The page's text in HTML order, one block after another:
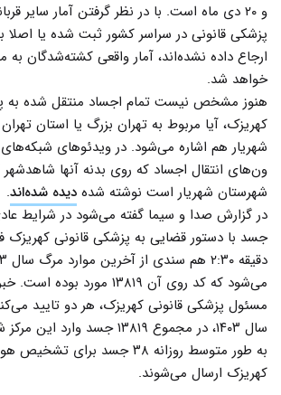
و ۲۰ دی ماه است. با در نظر گرفتن آمار سایر
پزشکی قانونی در سراسر کشور ثبت شده یا اصلا
ارجاع داده نشده‌اند، آمار واقعی کشته‌شدگان به
خواهد شد.
هنوز مشخص نیست تمام اجساد منتقل شده به
کهریزک، آیا مربوط به تهران بزرگ یا استان
شهریار هم اشاره می‌شود. در ویدئوهای شبکه‌های
ون‌های انتقال اجساد که روی بدنه آنها
شهرستان شهریار است نوشته شده دیده شده‌اند.
جسد با دستور قضایی به پزشکی قانونی کهریزک
می‌شود که کد روی آن ۱۳۸۱۹
مسئول پزشکی قانونی کهریزک، هر دو تایید
سال ۱۴۰۳، در مجموع ۱۳۸۱۹ جسد
به طور متوسط روزانه ۳۸ جسد
کهریزک ارسال می‌شوند.